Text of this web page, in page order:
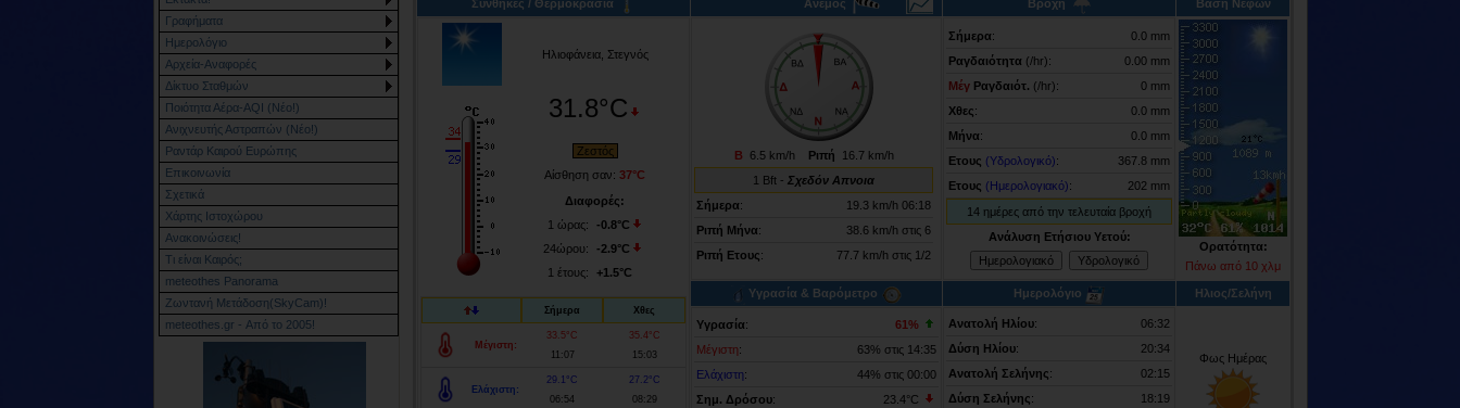
Γραφήματα
Ημερολόγιο
Αρχεία-Αναφορές
Δίκτυο Σταθμών
Ποιότητα Αέρα-AQI (Νέο!)
Ανιχνευτής Αστραπών (Νέο!)
Ραντάρ Καιρού Ευρώπης
Επικοινωνία
Σχετικά
Χάρτης Ιστοχώρου
Ανακοινώσεις!
Τι είναι Καιρός;
meteothes Panorama
Ζωντανή Μετάδοση(SkyCam)!
meteothes.gr - Από το 2005!
Συνθήκες / Θερμοκρασία
Ανεμος Βροχή Βάση Νεφών
Ηλιοφάνεια, Στεγνός
31.8°C
Ζεστός
Αίσθηση σαν:37°C
Διαφορές:
1 ώρας:
-0.8°C
24ώρου:
-2.9°C
1 έτους:
+1.5°C
Σήμερα Χθες
Μέγιστη:
33.5°C
11:07
35.4°C
15:03
Ελάχιστη:
29.1°C
06:54
27.2°C
08:29
Β 6.5 km/h Ριπή
16.7 km/h
1
Bft -Σχεδόν Απνοια
Σήμερα: 19.3 km/h 06:18
Ριπή Μήνα:
38.6 km/h στις 6
Ριπή Ετους: 77.7 km/h στις 1/2
Σήμερα:
0.0 mm
Ραγδαιότητα (/hr):
0.00 mm
Μέγ Ραγδαιότ. (/hr):
0 mm
Χθες:
0.0 mm
Μήνα:
0.0 mm
Ετους (Υδρολογικό):
367.8 mm
Ετους (Ημερολογιακό):
202 mm
14 ημέρες από την τελευταία βροχή
Ανάλυση Ετήσιου Υετού:
Ορατότητα:
Πάνω από 10 χλμ
Υγρασία & Βαρόμετρο Ημερολόγιο Ηλιος/Σελήνη
Υγρασία: 61%
Μέγιστη:
63% στις 14:35
Ελάχιστη:
44% στις 00:00
Σημ. Δρόσου:
23.4°C
Ανατολή Ηλίου:
06:32
Δύση Ηλίου:
20:34
Ανατολή Σελήνης:
02:15
Δύση Σελήνης: 18:19
Φως Ημέρας